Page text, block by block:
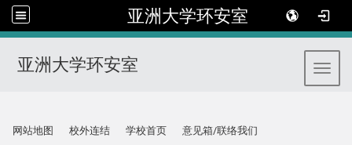
亚洲大学环安室
亚洲大学环安室
网站地图
校外连结 学校首页 意见箱/联络我们